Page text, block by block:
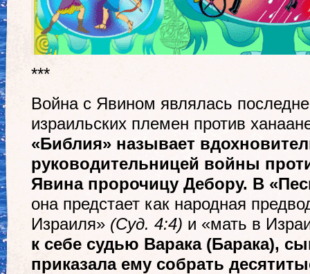
***
Война с Явином являлась
израильских племен против
«Библия» называет
руководительницей войны
Явина пророчицу Дебору. В
она предстает как народная
Израиля» (Суд. 4:4) и «мать в
к себе судью Варака (Барака),
приказала ему собрать